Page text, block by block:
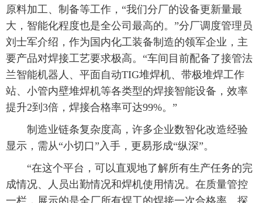
原料加工、制备等工作，“我们分厂的设备更新量最
大，智能化程度也是全公司最高的。”分厂调度管理员
刘士军介绍，作为国内化工装备制造的领军企业，主
要产品对焊接工艺要求极高。“车间目前配备了接管法
兰智能机器人、平面自动TIG堆焊机、带极堆焊工作
站、小管内壁堆焊机等各类型的焊接智能设备，效率
提升2到3倍，焊接合格率可达99%。”
制造业链条复杂度高，许多企业数智化改造经验
显示，需从“小切口”入手，更易形成“纵深”。
“在这个平台，可以直观地了解所有生产任务的完
成情况、人员出勤情况和焊机使用情况。在质量管控